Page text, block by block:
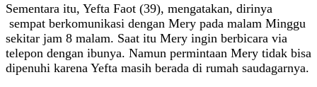
Sementara itu, Yefta Faot (39), mengatakan, dirinya
sempat berkomunikasi dengan Mery pada malam Minggu
sekitar jam 8 malam. Saat itu Mery ingin berbicara via
telepon dengan ibunya. Namun permintaan Mery tidak bisa
dipenuhi karena Yefta masih berada di rumah saudagarnya.